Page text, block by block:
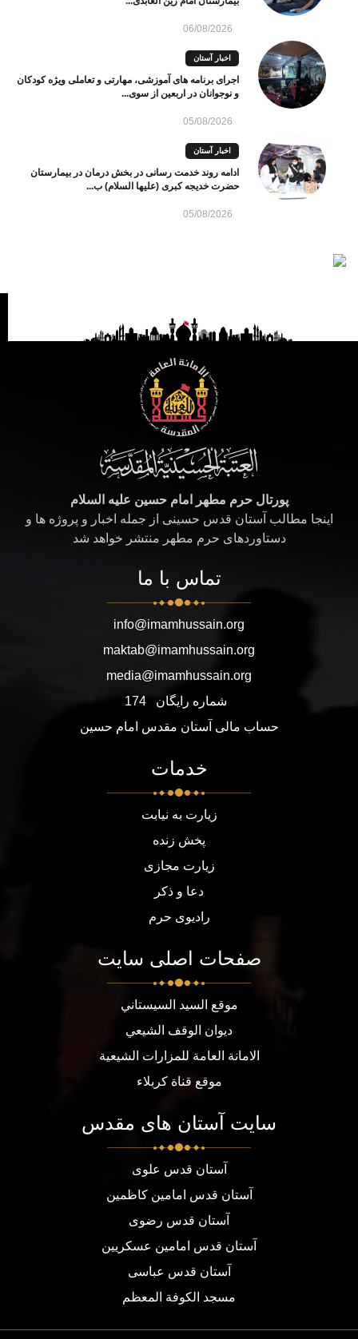
06/08/2026
اخبار آستان
اجرای برنامه های آموزشی، مهارتی و تعاملی ویژه کودکان
و نوجوانان در اربعین از سوی...
05/08/2026
اخبار آستان
ادامه روند خدمت رسانی در بخش درمان در بیمارستان
حضرت خدیجه کبری (علیها السلام) ب...
05/08/2026
پورتال حرم مطهر امام حسین علیه السلام
اینجا مطالب آستان قدس حسینی از جمله اخبار و پروژه ها و
دستاوردهای حرم مطهر منتشر خواهد شد
تماس با ما
info@imamhussain.org
maktab@imamhussain.org
media@imamhussain.org
شماره رایگان
174
حساب مالی آستان مقدس امام حسین
خدمات
زیارت به نیابت
پخش زنده
زیارت مجازی
دعا و ذکر
رادیوی حرم
صفحات اصلی سایت
موقع السيد السيستاني
ديوان الوقف الشيعي
الامانة العامة للمزارات الشيعية
موقع قناة كربلاء
سایت آستان های مقدس
آستان قدس علوی
آستان قدس امامین کاظمین
آستان قدس رضوی
آستان قدس امامین عسکریین
آستان قدس عباسی
مسجد الكوفة المعظم